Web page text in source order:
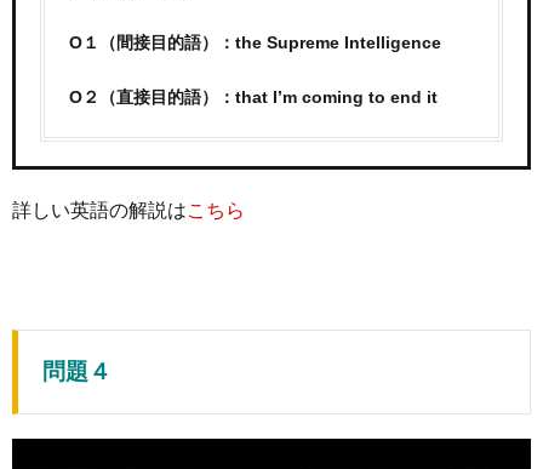
O１（間接目的語）：the Supreme Intelligence
O２（直接目的語）：that I’m coming to end it
詳しい英語の解説はこちら
問題４